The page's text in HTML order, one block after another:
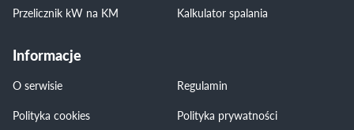
Przelicznik kW na KM
Kalkulator spalania
Informacje
O serwisie
Regulamin
Polityka cookies
Polityka prywatności